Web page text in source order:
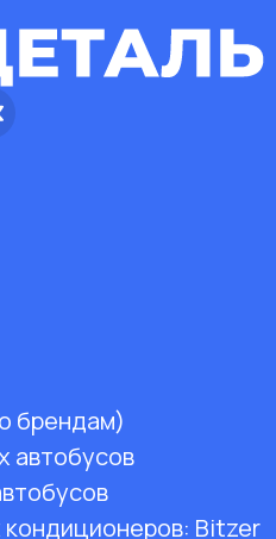
брендам)
автобусов
Bitzer